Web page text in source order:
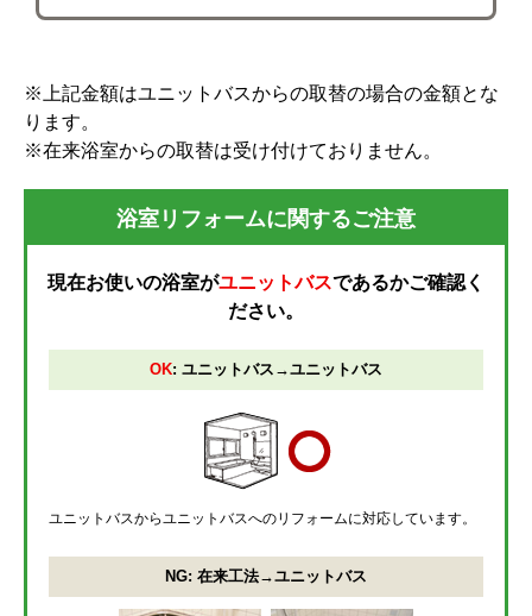
※上記金額はユニットバスからの取替の場合の金額とな
ります。
※在来浴室からの取替は受け付けておりません。
浴室リフォームに関するご注意
現在お使いの浴室がユニットバスであるかご確認く
ださい。
OK: ユニットバス→ユニットバス
ユニットバスからユニットバスへのリフォームに対応しています。
NG: 在来工法→ユニットバス